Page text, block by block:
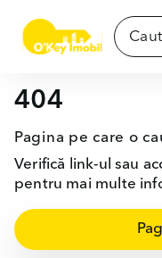
404
Pagina pe care o
Verifică link-ul sau
pentru mai multe